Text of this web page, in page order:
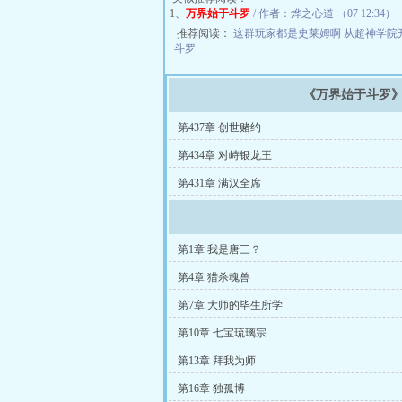
1、 万界始于斗罗 / 作者：烨之心道 （07 12:34）
推荐阅读： 这群玩家都是史莱姆啊 从超神学
斗罗
《万界始于斗罗
第437章 创世赌约
第434章 对峙银龙王
第431章 满汉全席
第1章 我是唐三？
第4章 猎杀魂兽
第7章 大师的毕生所学
第10章 七宝琉璃宗
第13章 拜我为师
第16章 独孤博